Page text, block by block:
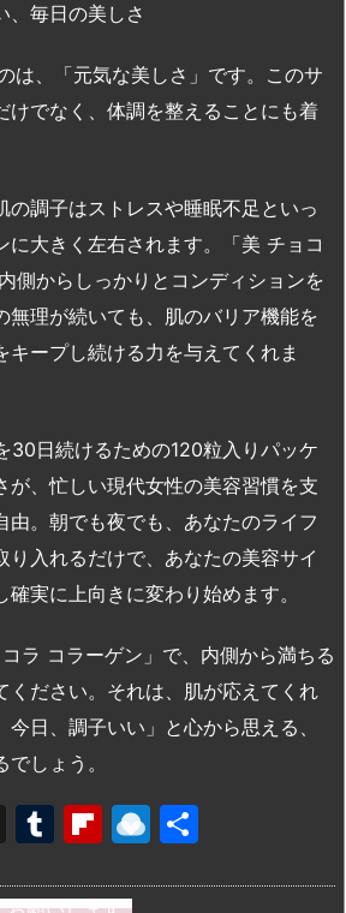
、毎日の美しさ
は、「元気な美しさ」です。このサ
けでなく、体調を整えることにも着
の調子はストレスや睡眠不足といっ
に大きく左右されます。「美 チョコ
側からしっかりとコンディションを
無理が続いても、肌のバリア機能を
キープし続ける力を与えてくれま
30日続けるための120粒入りパッケ
が、忙しい現代女性の美容習慣を支
由。朝でも夜でも、あなたのライフ
り入れるだけで、あなたの美容サイ
実に上向きに変わり始めます。
ラ コラーゲン」で、内側から満ちる
ください。それは、肌が応えてくれ
日、調子いい」と心から思える、
しょう。
T
e
T
m
Fl
b
R
n